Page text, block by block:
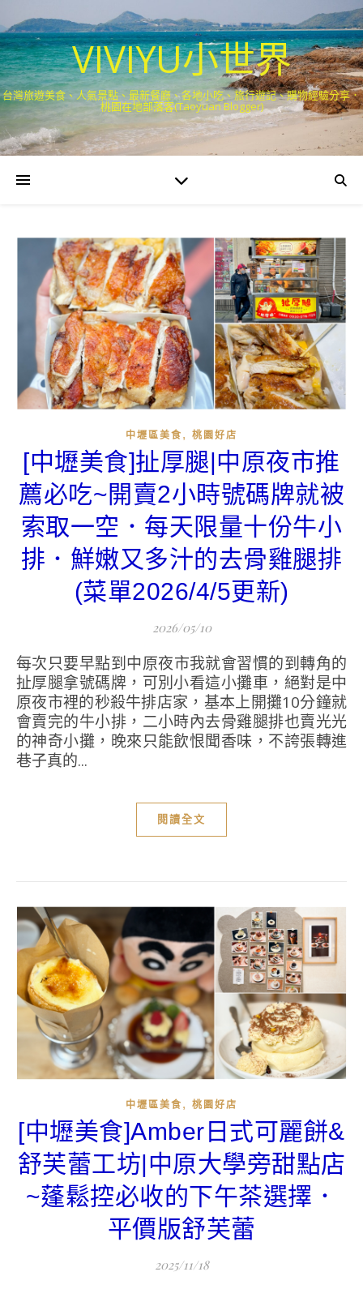
VIVIYU小世界
台灣旅遊美食、人氣景點、最新餐廳、各地小吃、旅行遊記、購物經驗分享．
桃園在地部落客(Taoyuan Blogger)
中壢區美食 , 桃園好店
[中壢美食]扯厚腿|中原夜市推
薦必吃~開賣2小時號碼牌就被
索取一空．每天限量十份牛小
排．鮮嫩又多汁的去骨雞腿排
(菜單2026/4/5更新)
2026/05/10
每次只要早點到中原夜市我就會習慣的到轉角的
扯厚腿拿號碼牌，可別小看這小攤車，絕對是中
原夜市裡的秒殺牛排店家，基本上開攤10分鐘就
會賣完的牛小排，二小時內去骨雞腿排也賣光光
的神奇小攤，晚來只能飲恨聞香味，不誇張轉進
巷子真的...
閱讀全文
中壢區美食 , 桃園好店
[中壢美食]Amber日式可麗餅&
舒芙蕾工坊|中原大學旁甜點店
~蓬鬆控必收的下午茶選擇．
平價版舒芙蕾
2025/11/18